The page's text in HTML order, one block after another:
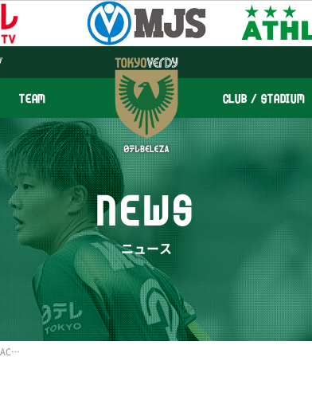
TEAM CLUB / STADIUM
NEWS
ニュース
【募集終了しました】11/12（日）AC長野パルセイロ・レディース戦 小学生限定！エスコートキッズ参加者募集のお知らせ